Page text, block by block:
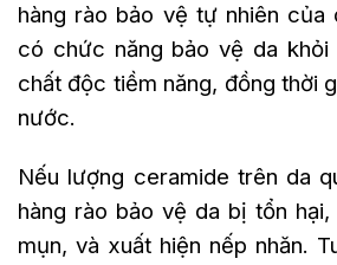
hàng rào bảo vệ tự nhiên của
có chức năng bảo vệ da khỏi
chất độc tiềm năng, đồng thời
nước.
Nếu lượng ceramide trên da
hàng rào bảo vệ da bị tổn
mụn, và xuất hiện nếp nhăn.